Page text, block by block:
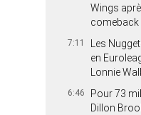
Wings
comeback
7:11
Les
en
Lonnie
6:46
Pour 73
Dillon